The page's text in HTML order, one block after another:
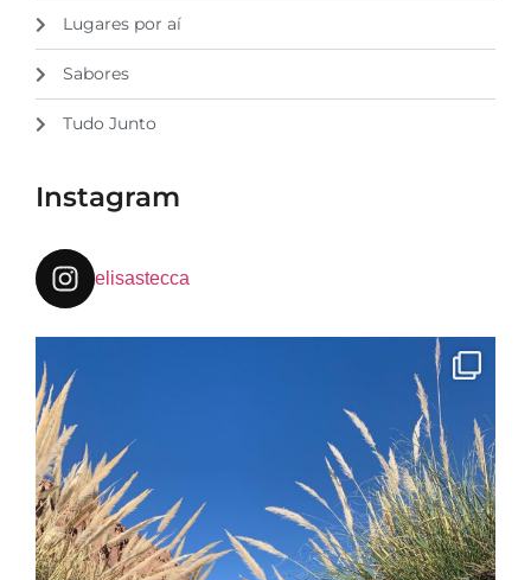
Lugares por aí
Sabores
Tudo Junto
Instagram
elisastecca